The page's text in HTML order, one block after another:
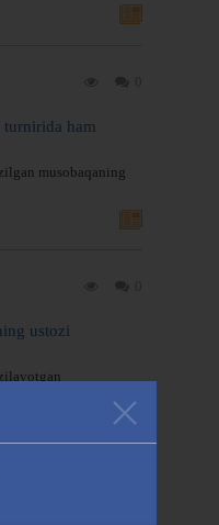
ham
musobaqaning
ustozi